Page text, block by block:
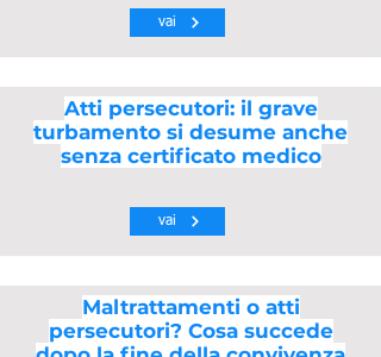
vai
Atti persecutori: il grave
turbamento si desume anche
senza certificato medico
vai
Maltrattamenti o atti
persecutori? Cosa succede